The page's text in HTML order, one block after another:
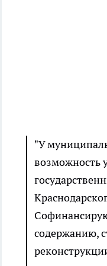
"У
возможность
содержанию,